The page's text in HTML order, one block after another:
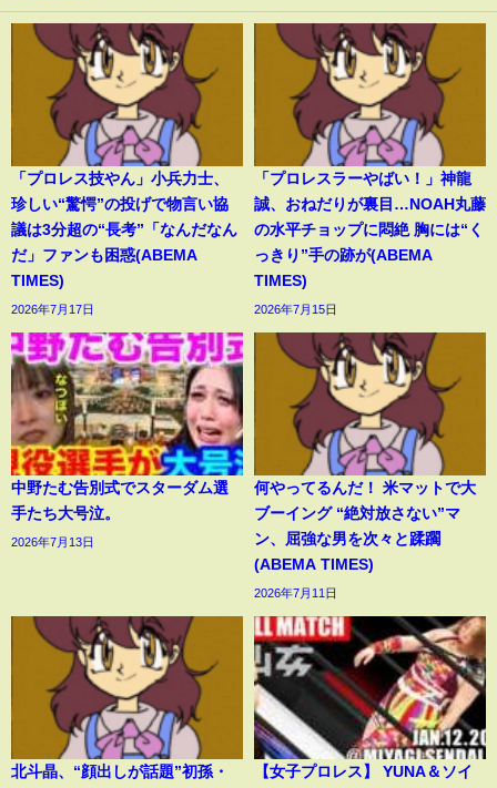
「プロレス技やん」小兵力士、
珍しい“驚愕”の投げで物言い協
議は3分超の“長考”「なんだなん
だ」ファンも困惑(ABEMA
TIMES)
2026年7月17日
「プロレスラーやばい！」神龍
誠、おねだりが裏目…NOAH丸藤
の水平チョップに悶絶 胸には“く
っきり”手の跡が(ABEMA
TIMES)
2026年7月15日
中野たむ告別式でスターダム選
手たち大号泣。
2026年7月13日
何やってるんだ！ 米マットで大
ブーイング “絶対放さない”マ
ン、屈強な男を次々と蹂躙
(ABEMA TIMES)
2026年7月11日
北斗晶、“顔出しが話題”初孫・
【女子プロレス】 YUNA＆ソイ